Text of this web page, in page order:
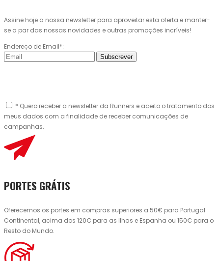
Assine hoje a nossa newsletter para aproveitar esta oferta e manter-
se a par das nossas novidades e outras promoções incríveis!
Endereço de Email*:
Subscrever
* Quero receber a newsletter da Runners e aceito o tratamento dos
meus dados com a finalidade de receber comunicações de
campanhas.
PORTES GRÁTIS
Oferecemos os portes em compras superiores a 50€ para Portugal
Continental, acima dos 120€ para as Ilhas e Espanha ou 150€ para o
Resto do Mundo.